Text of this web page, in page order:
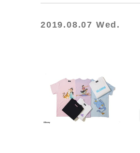
2019.08.07 Wed.